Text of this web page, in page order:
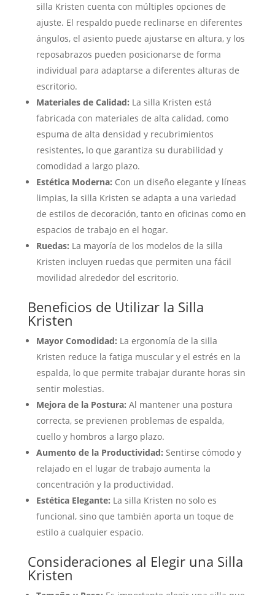
silla Kristen cuenta con múltiples opciones de
ajuste. El respaldo puede reclinarse en diferentes
ángulos, el asiento puede ajustarse en altura, y los
reposabrazos pueden posicionarse de forma
individual para adaptarse a diferentes alturas de
escritorio.
Materiales de Calidad: La silla Kristen está
fabricada con materiales de alta calidad, como
espuma de alta densidad y recubrimientos
resistentes, lo que garantiza su durabilidad y
comodidad a largo plazo.
Estética Moderna: Con un diseño elegante y líneas
limpias, la silla Kristen se adapta a una variedad
de estilos de decoración, tanto en oficinas como en
espacios de trabajo en el hogar.
Ruedas: La mayoría de los modelos de la silla
Kristen incluyen ruedas que permiten una fácil
movilidad alrededor del escritorio.
Beneficios de Utilizar la Silla
Kristen
Mayor Comodidad: La ergonomía de la silla
Kristen reduce la fatiga muscular y el estrés en la
espalda, lo que permite trabajar durante horas sin
sentir molestias.
Mejora de la Postura: Al mantener una postura
correcta, se previenen problemas de espalda,
cuello y hombros a largo plazo.
Aumento de la Productividad: Sentirse cómodo y
relajado en el lugar de trabajo aumenta la
concentración y la productividad.
Estética Elegante: La silla Kristen no solo es
funcional, sino que también aporta un toque de
estilo a cualquier espacio.
Consideraciones al Elegir una Silla
Kristen